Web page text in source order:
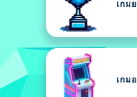
เกม
เกม